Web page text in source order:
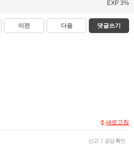
EXP 3%
이전 다음 댓글쓰기
새로고침
신고 | 공감 확인